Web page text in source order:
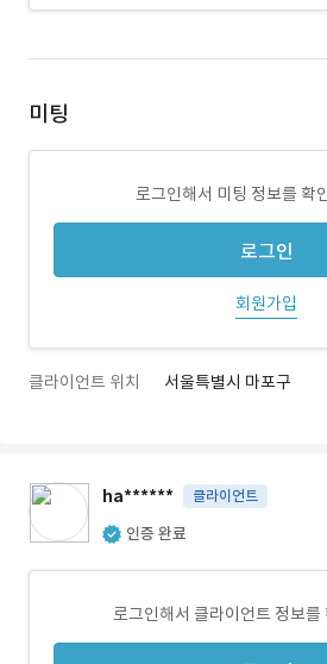
미팅
로그인해서 미팅 정보를 확
로그인
회원가입
클라이언트 위치 서울특별시 마포구
ha****** 클라이언트
인증 완료
로그인해서 클라이언트 정보를